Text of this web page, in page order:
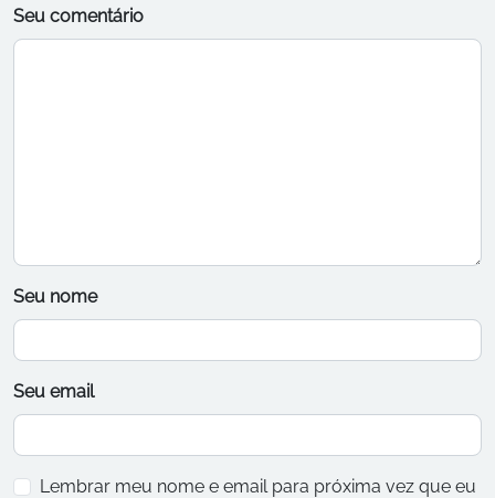
Seu comentário
Seu nome
Seu email
Lembrar meu nome e email para próxima vez que eu